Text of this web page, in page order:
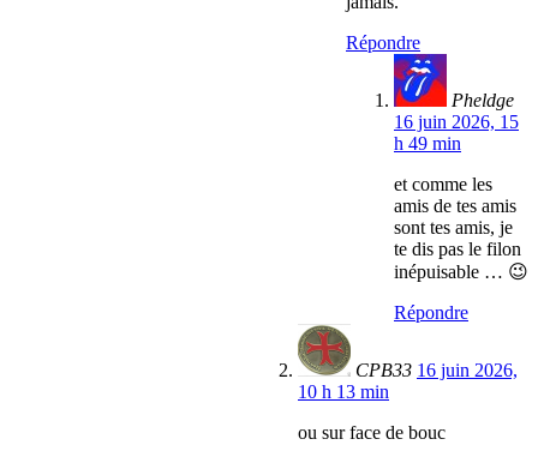
Répondre
Pheldge
16 juin 2026, 15
h 49 min
et comme les
amis de tes amis
sont tes amis, je
te dis pas le filon
inépuisable … 😉
Répondre
CPB33 16 juin 2026,
10 h 13 min
ou sur face de bouc